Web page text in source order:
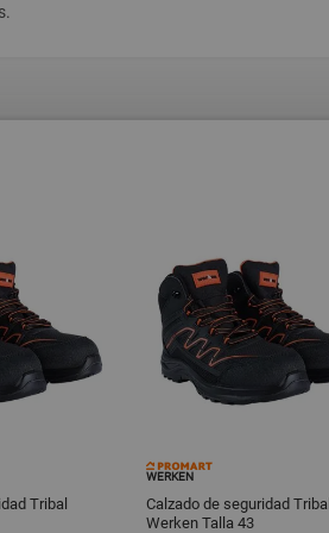
Tribal
WERKEN
Calzado de seguridad Tribal
Werken Talla 43